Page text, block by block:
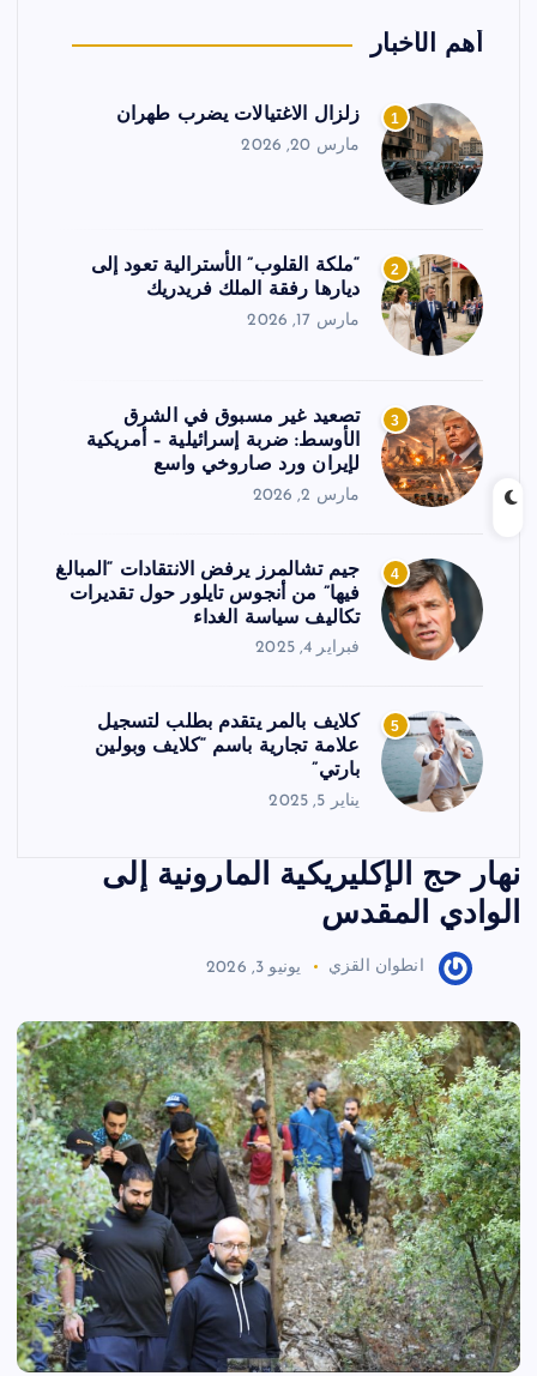
أهم الأخبار
1 زلزال الاغتيالات يضرب طهران
مارس 20, 2026
2
“ملكة القلوب” الأسترالية تعود إلى
ديارها رفقة الملك فريدريك
مارس 17, 2026
3
تصعيد غير مسبوق في الشرق
الأوسط: ضربة إسرائيلية – أمريكية
لإيران ورد صاروخي واسع
مارس 2, 2026
4
جيم تشالمرز يرفض الانتقادات “المبالغ
فيها” من أنجوس تايلور حول تقديرات
تكاليف سياسة الغداء
فبراير 4, 2025
5
كلايف بالمر يتقدم بطلب لتسجيل
علامة تجارية باسم “كلايف وبولين
بارتي”
يناير 5, 2025
نهار حج الإكليريكية المارونية إلى
الوادي المقدس
انطوان القزي يونيو 3, 2026